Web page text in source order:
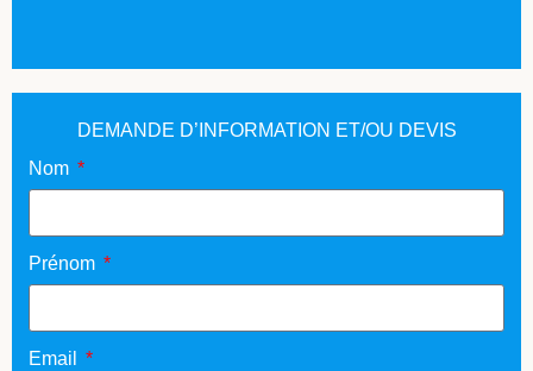
DEMANDE D’INFORMATION ET/OU DEVIS
Nom
Prénom
Email